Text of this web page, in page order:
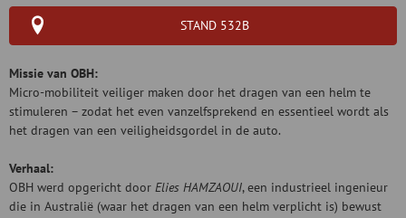
STAND 532B
Missie van OBH:
Micro-mobiliteit veiliger maken door het dragen van een helm te
stimuleren – zodat het even vanzelfsprekend en essentieel wordt als
het dragen van een veiligheidsgordel in de auto.
Verhaal:
OBH werd opgericht door Elies HAMZAOUI, een industrieel ingenieur
die in Australië (waar het dragen van een helm verplicht is) bewust